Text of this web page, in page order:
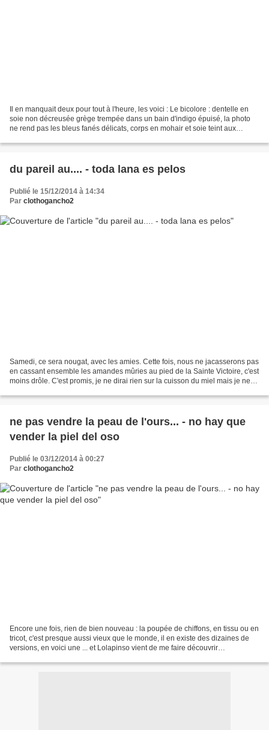
Il en manquait deux pour tout à l'heure, les voici : Le bicolore : dentelle en
soie non décreusée grège trempée dans un bain d'indigo épuisé, la photo
ne rend pas les bleus fanés délicats, corps en mohair et soie teint aux
du pareil au.... - toda lana es pelos
Publié le 15/12/2014 à 14:34
Par clothogancho2
Samedi, ce sera nougat, avec les amies. Cette fois, nous ne jacasserons pas
en cassant ensemble les amandes mûries au pied de la Sainte Victoire, c'est
moins drôle. C'est promis, je ne dirai rien sur la cuisson du miel mais je ne
ne pas vendre la peau de l'ours... - no hay que
vender la piel del oso
Publié le 03/12/2014 à 00:27
Par clothogancho2
Encore une fois, rien de bien nouveau : la poupée de chiffons, en tissu ou en
tricot, c'est presque aussi vieux que le monde, il en existe des dizaines de
versions, en voici une ... et Lolapinso vient de me faire découvrir